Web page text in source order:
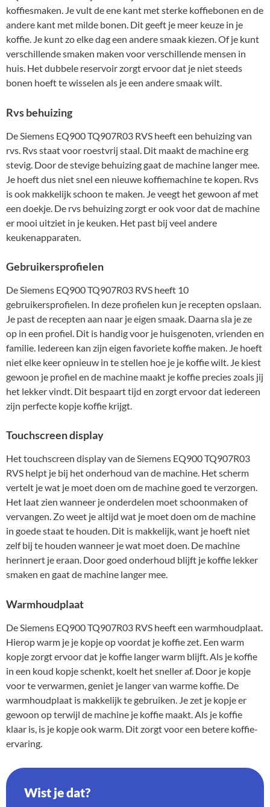
koffiesmaken. Je vult de ene kant met sterke koffiebonen en de
andere kant met milde bonen. Dit geeft je meer keuze in je
koffie. Je kunt zo elke dag een andere smaak kiezen. Of je kunt
verschillende smaken maken voor verschillende mensen in
huis. Het dubbele reservoir zorgt ervoor dat je niet steeds
bonen hoeft te wisselen als je een andere smaak wilt.
Rvs behuizing
De Siemens EQ900 TQ907R03 RVS heeft een behuizing van
rvs. Rvs staat voor roestvrij staal. Dit maakt de machine erg
stevig. Door de stevige behuizing gaat de machine langer mee.
Je hoeft dus niet snel een nieuwe koffiemachine te kopen. Rvs
is ook makkelijk schoon te maken. Je veegt het gewoon af met
een doekje. De rvs behuizing zorgt er ook voor dat de machine
er mooi uitziet in je keuken. Het past bij veel andere
keukenapparaten.
Gebruikersprofielen
De Siemens EQ900 TQ907R03 RVS heeft 10
gebruikersprofielen. In deze profielen kun je recepten opslaan.
Je past de recepten aan naar je eigen smaak. Daarna sla je ze
op in een profiel. Dit is handig voor je huisgenoten, vrienden en
familie. Iedereen kan zijn eigen favoriete koffie maken. Je hoeft
niet elke keer opnieuw in te stellen hoe je je koffie wilt. Je kiest
gewoon je profiel en de machine maakt je koffie precies zoals jij
het lekker vindt. Dit bespaart tijd en zorgt ervoor dat iedereen
zijn perfecte kopje koffie krijgt.
Touchscreen display
Het touchscreen display van de Siemens EQ900 TQ907R03
RVS helpt je bij het onderhoud van de machine. Het scherm
vertelt je wat je moet doen om de machine goed te verzorgen.
Het laat zien wanneer je onderdelen moet schoonmaken of
vervangen. Zo weet je altijd wat je moet doen om de machine
in goede staat te houden. Dit is makkelijk, want je hoeft niet
zelf bij te houden wanneer je wat moet doen. De machine
herinnert je eraan. Door goed onderhoud blijft je koffie lekker
smaken en gaat de machine langer mee.
Warmhoudplaat
De Siemens EQ900 TQ907R03 RVS heeft een warmhoudplaat.
Hierop warm je je kopje op voordat je koffie zet. Een warm
kopje zorgt ervoor dat je koffie langer warm blijft. Als je koffie
in een koud kopje schenkt, koelt het sneller af. Door je kopje
voor te verwarmen, geniet je langer van warme koffie. De
warmhoudplaat is makkelijk te gebruiken. Je zet je kopje er
gewoon op terwijl de machine je koffie maakt. Als je koffie
klaar is, is je kopje ook warm. Dit zorgt voor een betere koffie-
ervaring.
Wist je dat?